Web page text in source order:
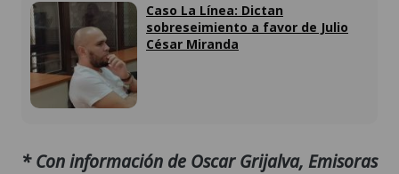
Caso La Línea: Dictan
sobreseimiento a favor de Julio
César Miranda
* Con información de Oscar Grijalva, Emisoras